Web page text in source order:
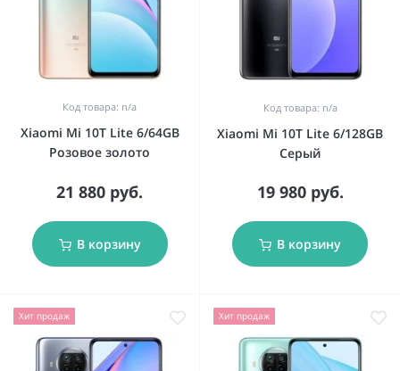
Код товара: n/a
Xiaomi Mi 10T Lite 6/64GB
Розовое золото
21 880 руб.
В корзину
Код товара: n/a
Xiaomi Mi 10T Lite 6/128GB
Серый
19 980 руб.
В корзину
Хит продаж Хит продаж